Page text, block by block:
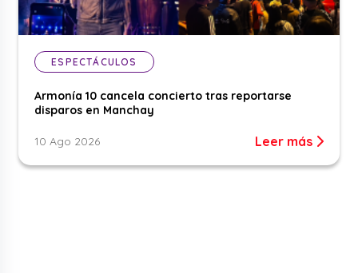
ESPECTÁCULOS
Armonía 10 cancela concierto tras reportarse
disparos en Manchay
10 Ago 2026 Leer más